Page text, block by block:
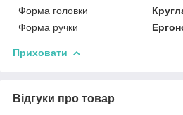
Форма головки
Форма ручки
Приховати
Відгуки про товар